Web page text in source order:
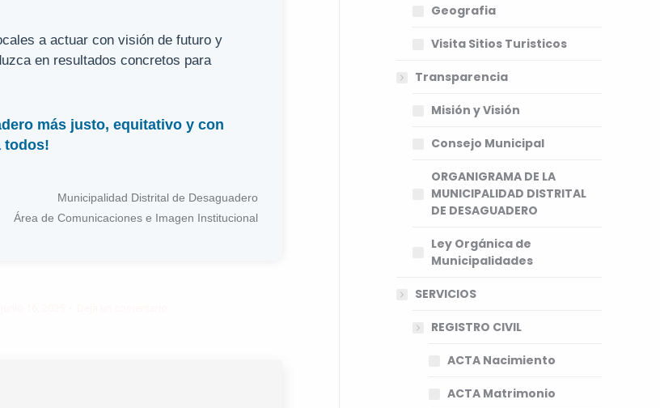
a actuar con visión de futuro y
en resultados concretos para
más justo, equitativo y con
todos!
Municipalidad Distrital de Desaguadero
Área de Comunicaciones e Imagen Institucional
Geografia
Visita Sitios Turisticos
Transparencia
Misión y Visión
Consejo Municipal
ORGANIGRAMA DE LA
MUNICIPALIDAD DISTRITAL
DE DESAGUADERO
Ley Orgánica de
Municipalidades
SERVICIOS
REGISTRO CIVIL
ACTA Nacimiento
ACTA Matrimonio